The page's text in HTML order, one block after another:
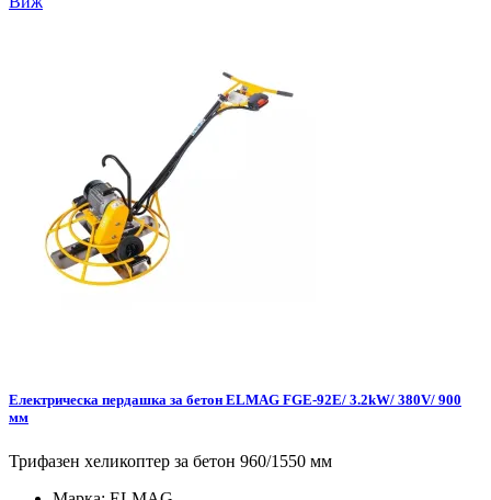
Електрическа пердашка за бетон ELMAG FGE-92E/ 3.2kW/ 380V/ 900
мм
Трифазен хеликоптер за бетон 960/1550 мм